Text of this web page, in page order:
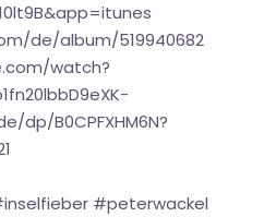
de/album/519940682
watch?
dp/B0CPFXHM6N?
#peterwackel